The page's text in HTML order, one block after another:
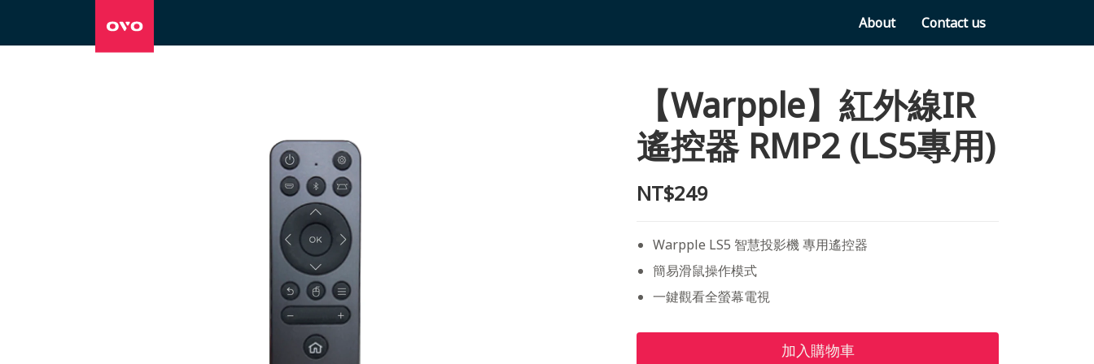
About Contact us
【Warpple】紅外線IR
遙控器 RMP2 (LS5專用)
NT$249
Warpple LS5 智慧投影機 專用遙控器
簡易滑鼠操作模式
一鍵觀看全螢幕電視
加入購物車